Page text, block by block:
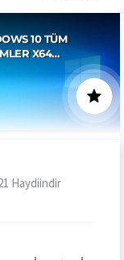
10 TÜM
X64…
Haydiindir